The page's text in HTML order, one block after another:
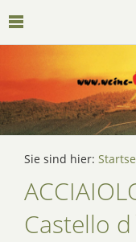
Sie sind hier:
Castello